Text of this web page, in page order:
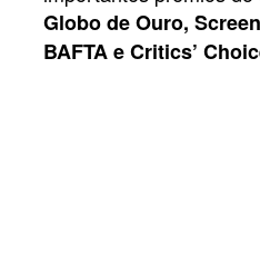
Globo de Ouro,
BAFTA e Critics’